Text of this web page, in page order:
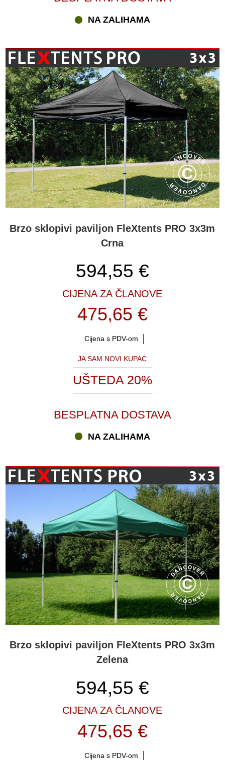
NA ZALIHAMA
Brzo sklopivi paviljon FleXtents PRO 3x3m
Crna
594,55 €
CIJENA ZA ČLANOVE
475,65 €
Cijena s PDV-om
JA SAM NOVI KUPAC
UŠTEDA 20%
BESPLATNA DOSTAVA
NA ZALIHAMA
Brzo sklopivi paviljon FleXtents PRO 3x3m
Zelena
594,55 €
CIJENA ZA ČLANOVE
475,65 €
Cijena s PDV-om